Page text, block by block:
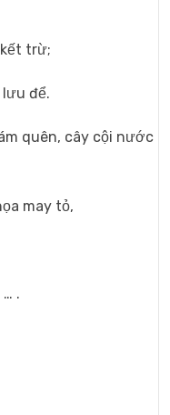
trừ;
để.
quên, cây cội nước
may tỏ,
.